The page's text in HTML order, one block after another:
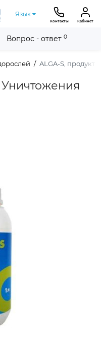
Язык
Контакты Кабинет
ALGA-S, продукт
Уничтожения
Вопрос - ответ 0